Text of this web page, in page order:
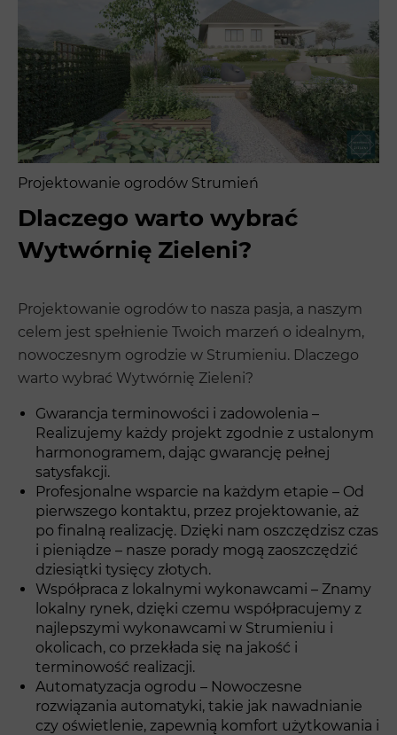
Projektowanie ogrodów Strumień
Dlaczego warto wybrać
Wytwórnię Zieleni?
Projektowanie ogrodów to nasza pasja, a naszym
celem jest spełnienie Twoich marzeń o idealnym,
nowoczesnym ogrodzie w Strumieniu. Dlaczego
warto wybrać Wytwórnię Zieleni?
Gwarancja terminowości i zadowolenia –
Realizujemy każdy projekt zgodnie z ustalonym
harmonogramem, dając gwarancję pełnej
satysfakcji.
Profesjonalne wsparcie na każdym etapie – Od
pierwszego kontaktu, przez projektowanie, aż
po finalną realizację. Dzięki nam oszczędzisz czas
i pieniądze – nasze porady mogą zaoszczędzić
dziesiątki tysięcy złotych.
Współpraca z lokalnymi wykonawcami – Znamy
lokalny rynek, dzięki czemu współpracujemy z
najlepszymi wykonawcami w Strumieniu i
okolicach, co przekłada się na jakość i
terminowość realizacji.
Automatyzacja ogrodu – Nowoczesne
rozwiązania automatyki, takie jak nawadnianie
czy oświetlenie, zapewnią komfort użytkowania i